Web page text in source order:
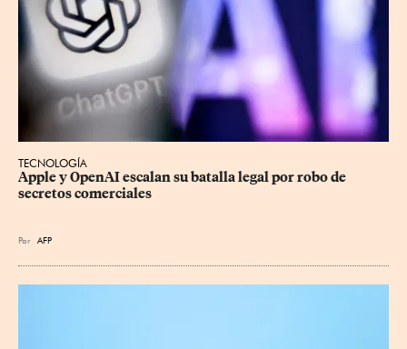
TECNOLOGÍA
Apple y OpenAI escalan su batalla legal por robo de
secretos comerciales
Por AFP